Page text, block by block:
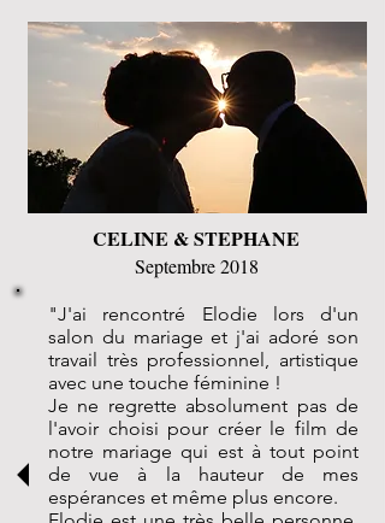
CELINE & STEPHANE
Septembre 2018
"J'ai rencontré Elodie lors d'un
salon du mariage et j'ai adoré son
travail très professionnel, artistique
avec une touche féminine !
Je ne regrette absolument pas de
l'avoir choisi pour créer le film de
notre mariage qui est à tout point
de vue à la hauteur de mes
espérances et même plus encore.